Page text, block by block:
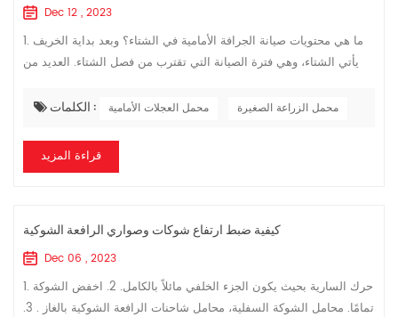
Dec 12 , 2023
1. ما هي محتويات صيانة الجرافة الأمامية في الشتاء؟ وبعد بداية الخريف
يأتي الشتاء، وهي فترة الصيانة التي تقترب من فصل الشتاء. العديد من
الكلمات :
محمل العجلات الأمامية محمل الزراعة الصغيرة
قراءة المزيد
كيفية ضبط ارتفاع شوكات وصواري الرافعة الشوكية
Dec 06 , 2023
1. حرك السارية بحيث يكون الجزء الخلفي مائلاً بالكامل. 2. اخفض الشوكة
تمامًا. محامل الشوكة السفلية، محامل شاحنات الرافعة الشوكية بالغاز . 3.